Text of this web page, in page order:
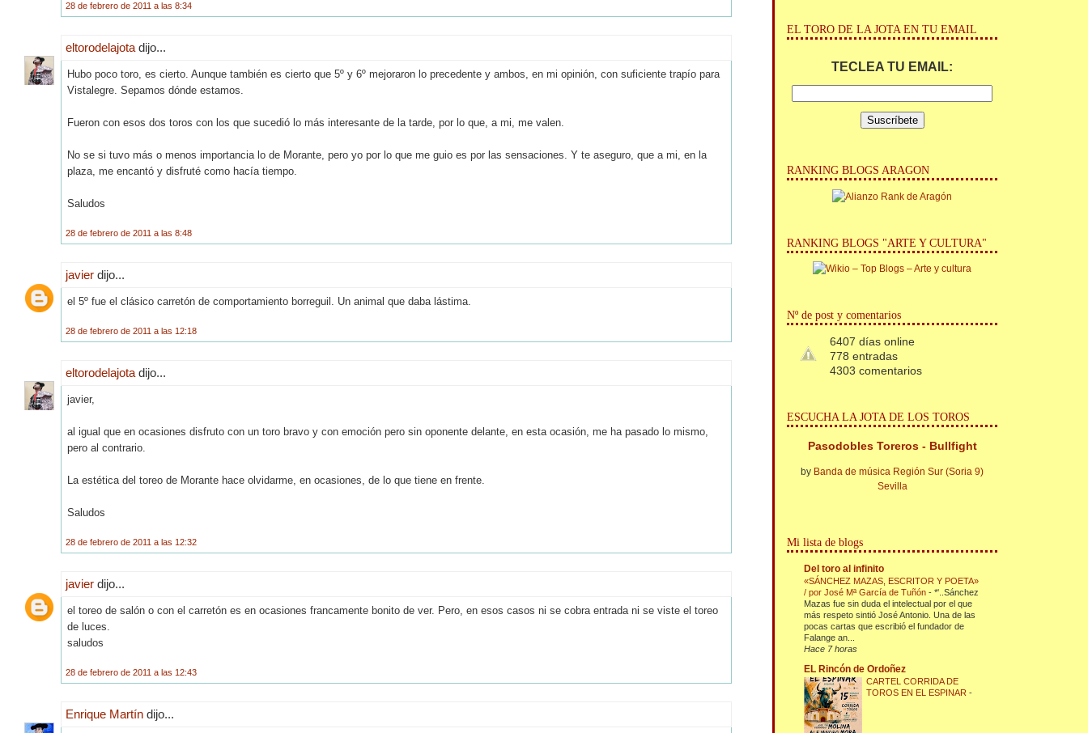
28 de febrero de 2011 a las 8:34
eltorodelajota dijo...
Hubo poco toro, es cierto. Aunque también es cierto que 5º y 6º mejoraron lo precedente y ambos, en mi opinión, con suficiente trapío para
Vistalegre. Sepamos dónde estamos.
Fueron con esos dos toros con los que sucedió lo más interesante de la tarde, por lo que, a mi, me valen.
No se si tuvo más o menos importancia lo de Morante, pero yo por lo que me guio es por las sensaciones. Y te aseguro, que a mi, en la
plaza, me encantó y disfruté como hacía tiempo.
Saludos
28 de febrero de 2011 a las 8:48
javier dijo...
el 5º fue el clásico carretón de comportamiento borreguil. Un animal que daba lástima.
28 de febrero de 2011 a las 12:18
eltorodelajota dijo...
javier,
al igual que en ocasiones disfruto con un toro bravo y con emoción pero sin oponente delante, en esta ocasión, me ha pasado lo mismo,
pero al contrario.
La estética del toreo de Morante hace olvidarme, en ocasiones, de lo que tiene en frente.
Saludos
28 de febrero de 2011 a las 12:32
javier dijo...
el toreo de salón o con el carretón es en ocasiones francamente bonito de ver. Pero, en esos casos ni se cobra entrada ni se viste el toreo
de luces.
saludos
28 de febrero de 2011 a las 12:43
Enrique Martín dijo...
EL TORO DE LA JOTA EN TU EMAIL
TECLEA TU EMAIL:
RANKING BLOGS ARAGON
RANKING BLOGS "ARTE Y CULTURA"
Nº de post y comentarios
6407 días online
778 entradas
4303 comentarios
ESCUCHA LA JOTA DE LOS TOROS
Pasodobles Toreros - Bullfight
by Banda de música Región Sur (Soria 9)
Sevilla
Mi lista de blogs
Del toro al infinito
«SÁNCHEZ MAZAS, ESCRITOR Y POETA»
/ por José Mª García de Tuñón-*'..Sánchez
Mazas fue sin duda el intelectual por el que
más respeto sintió José Antonio. Una de las
pocas cartas que escribió el fundador de
Falange an...
Hace 7 horas
EL Rincón de Ordoñez
CARTEL CORRIDA DE
TOROS EN EL ESPINAR-